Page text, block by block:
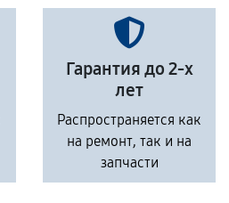
Гарантия до 2-х
лет
Распространяется как
на ремонт, так и на
запчасти